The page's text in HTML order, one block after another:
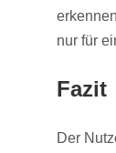
nur für
Fazit
Der